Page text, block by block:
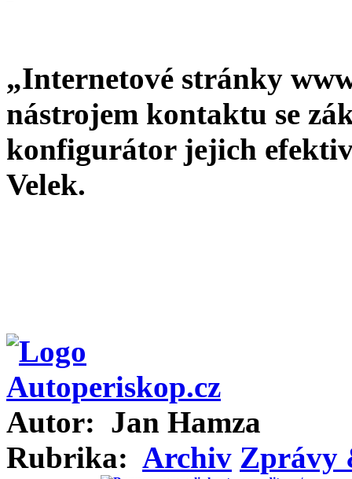
„Internetové stránky
nástrojem kontaktu se
konfigurátor jejich
Velek.
Autor: Jan Hamza
Rubrika: Archiv Zprávy